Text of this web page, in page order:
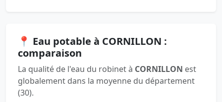
📍 Eau potable à CORNILLON :
comparaison
La qualité de l'eau du robinet à CORNILLON est
globalement dans la moyenne du département
(30).